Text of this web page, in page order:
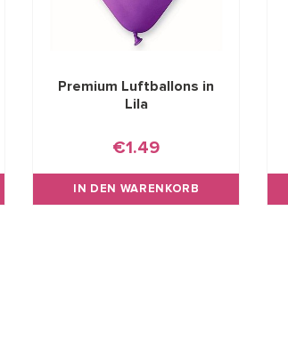
Premium Luftballons in
Lila
€1.49
IN DEN WARENKORB